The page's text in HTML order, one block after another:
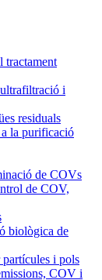
tractament
i
residuals
la purificació
de COVs
de COV,
biològica de
i pols
COV i